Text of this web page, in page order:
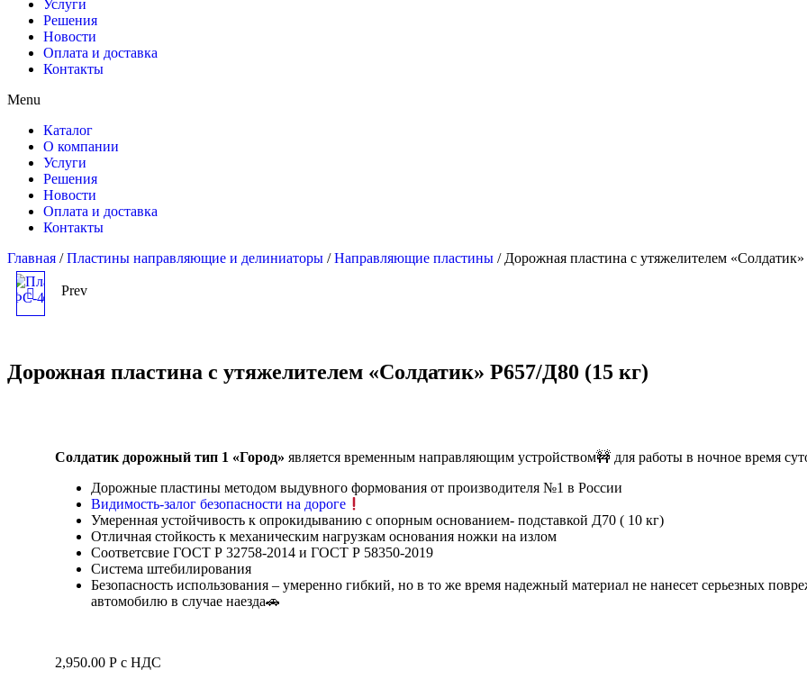
Услуги
Решения
Новости
Оплата и доставка
Контакты
Menu
Каталог
О компании
Услуги
Решения
Новости
Оплата и доставка
Контакты
Главная /Пластины направляющие и делиниаторы /Направляющие пластины / Дорожная пластина с утяжелителем
ДОРОЖНАЯ ПЛАСТИНА
"ЛЮКС-70"/15 КГ, ТИП Б
Prev
Дорожная пластина с утяжелителем «Солдатик» Р657/Д80 (15 кг)
Солдатик дорожный тип 1 «Город»является временным направляющим устройством🚧 для работы в ночное время
Дорожные пластины методом выдувного формования от производителя №1 в России
Видимость-залог безопасности на дороге
Умеренная устойчивость к опрокидыванию с опорным основанием- подставкой Д70 ( 10 кг)
Отличная стойкость к механическим нагрузкам основания ножки на излом
Соответсвие ГОСТ Р 32758-2014 и ГОСТ Р 58350-2019
Система штебилирования
Безопасность использования – умеренно гибкий, но в то же время надежный материал не нанесет серьезных
автомобилю в случае наезда🚗
2,950.00Р с НДС